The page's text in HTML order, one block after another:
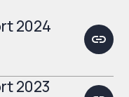
2024
2023